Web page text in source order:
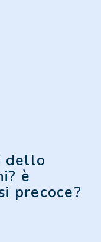
dello
è
precoce?